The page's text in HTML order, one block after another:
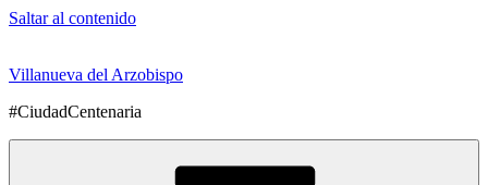
Saltar al contenido
Villanueva del Arzobispo
#CiudadCentenaria